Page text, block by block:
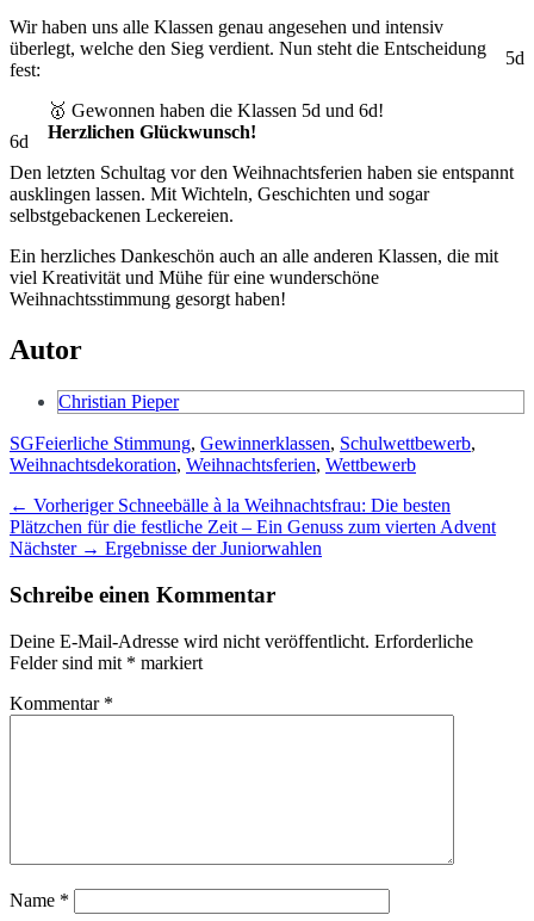
5d
Wir haben uns alle Klassen genau angesehen und intensiv
überlegt, welche den Sieg verdient. Nun steht die Entscheidung
fest:
6d
🥇 Gewonnen haben die Klassen 5d und 6d!
Herzlichen Glückwunsch!
Den letzten Schultag vor den Weihnachtsferien haben sie entspannt
ausklingen lassen. Mit Wichteln, Geschichten und sogar
selbstgebackenen Leckereien.
Ein herzliches Dankeschön auch an alle anderen Klassen, die mit
viel Kreativität und Mühe für eine wunderschöne
Weihnachtsstimmung gesorgt haben!
Autor
Christian Pieper
Kategorien
SGSchlagworte
Feierliche Stimmung, Gewinnerklassen, Schulwettbewerb,
Weihnachtsdekoration, Weihnachtsferien, Wettbewerb
Beitragsnavigation
← Vorheriger Vorheriger
Beitrag:
Schneebälle à la Weihnachtsfrau: Die besten
Plätzchen für die festliche Zeit – Ein Genuss zum vierten Advent
Nächster → Nächster
Ergebnisse der Juniorwahlen
Schreibe einen Kommentar
Deine E-Mail-Adresse wird nicht veröffentlicht. Erforderliche
Felder sind mit * markiert
Kommentar *
Name *